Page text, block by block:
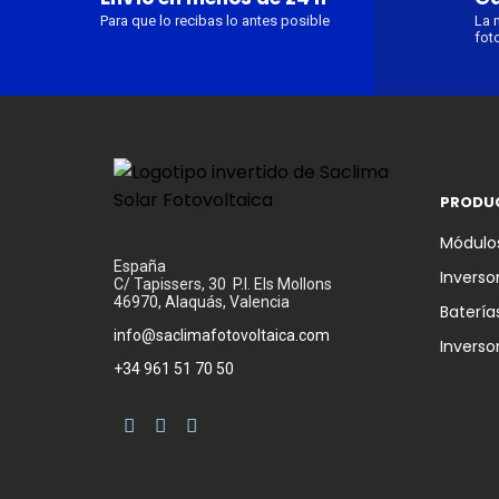
Para que lo recibas lo antes posible
La
España
C/ Tapissers, 30 P.I. Els Mollons
46970, Alaquás, Valencia
info@saclimafotovoltaica.com
+34 961 51 70 50